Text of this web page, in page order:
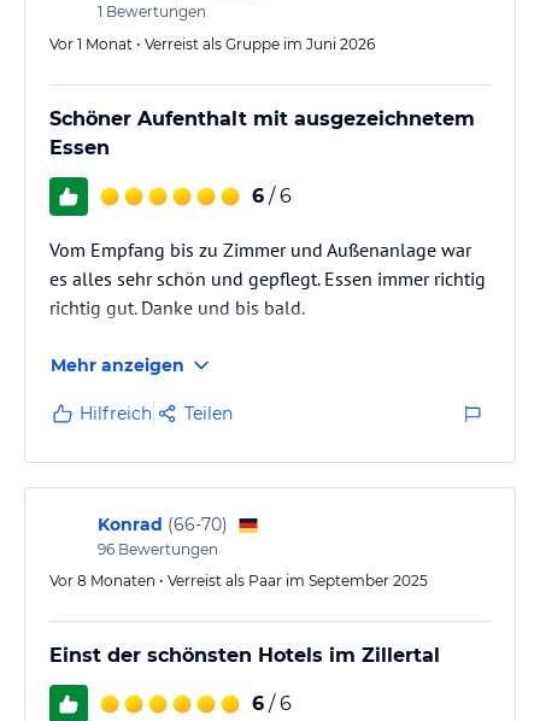
1 Bewertungen
Vor 1 Monat • Verreist als Gruppe im Juni 2026
Schöner Aufenthalt mit ausgezeichnetem
Essen
6 / 6
Vom Empfang bis zu Zimmer und Außenanlage war
es alles sehr schön und gepflegt. Essen immer richtig
richtig gut. Danke und bis bald.
Mehr anzeigen
Hilfreich Teilen
Konrad (66-70)
96 Bewertungen
Vor 8 Monaten • Verreist als Paar im September 2025
Einst der schönsten Hotels im Zillertal
6 / 6